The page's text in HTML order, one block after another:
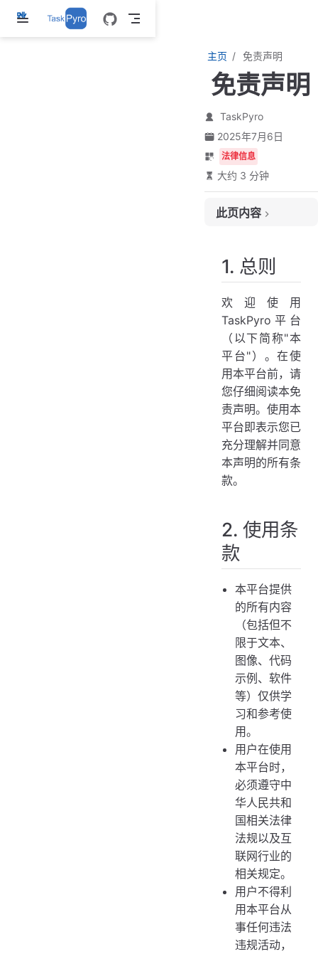
跳
主页 免责声明
免责声明
TaskPyro
2025年7月6日
法律信息
大约 3 分钟
此页内容
2. 使用条款
3. 责任限制
4. 知识产权
5. 使用声明
6. 隐私保护
7. 协议修改
8. 法律适用
9. 联系方式
1. 总则
欢迎使用
TaskPyro平台
（以下简称"本
平台"）。在使
用本平台前，请
您仔细阅读本免
责声明。使用本
平台即表示您已
充分理解并同意
本声明的所有条
款。
2. 使用条
款
本平台提供
的所有内容
（包括但不
限于文本、
图像、代码
示例、软件
等）仅供学
习和参考使
用。
用户在使用
本平台时，
必须遵守中
华人民共和
国相关法律
法规以及互
联网行业的
相关规定。
用户不得利
用本平台从
事任何违法
违规活动，